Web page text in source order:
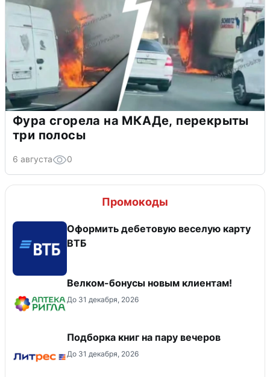
Фура сгорела на МКАДе, перекрыты
три полосы
6 августа 0
Промокоды
Оформить дебетовую веселую карту
ВТБ
Велком-бонусы новым клиентам!
До 31 декабря, 2026
Подборка книг на пару вечеров
До 31 декабря, 2026